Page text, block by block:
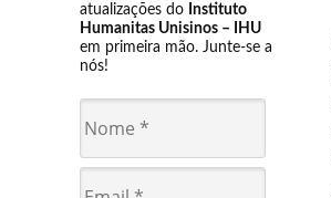
atualizações do Instituto
Humanitas Unisinos – IHU
em primeira mão. Junte-se a
nós!